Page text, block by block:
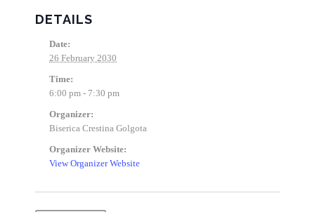
DETAILS
Date:
26 February 2030
Time:
6:00 pm - 7:30 pm
Organizer:
Biserica Crestina Golgota
Organizer Website:
View Organizer Website